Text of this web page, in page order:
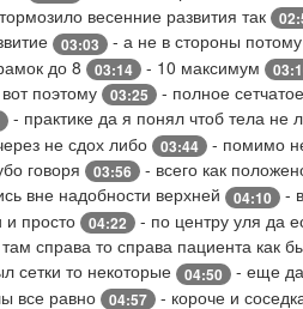
весенние развития так
03:03 - а не в стороны
до 8 03:14 - 10 максимум
поэтому 03:25 - полное
- практике да я понял чтоб тела не
не сдох либо 03:44 - помимо
говоря 03:56 - всего как
вне надобности верхней 04:10 -
просто 04:22 - по центру уля да
справа то справа пациента как
сетки то некоторые 04:50 - еще
все равно 04:57 - короче и